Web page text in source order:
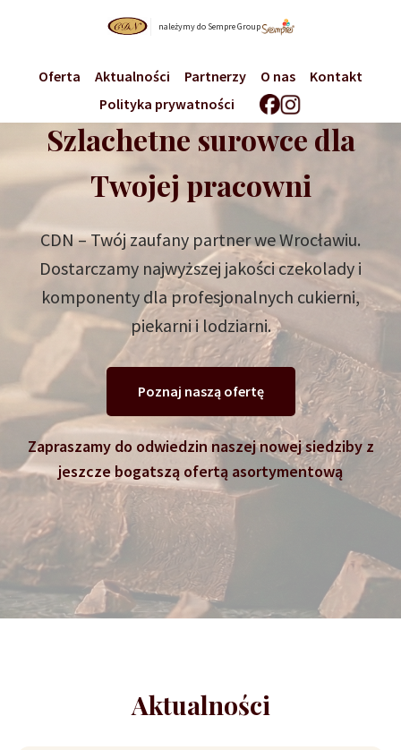
należymy do Sempre Group
Oferta Aktualności Partnerzy O nas
Kontakt
Polityka prywatności
Szlachetne surowce dla
Twojej pracowni
CDN – Twój zaufany partner we Wrocławiu.
Dostarczamy najwyższej jakości czekolady i
komponenty dla profesjonalnych cukierni,
piekarni i lodziarni.
Poznaj naszą ofertę
Zapraszamy do odwiedzin naszej nowej siedziby z
jeszcze bogatszą ofertą asortymentową
Aktualności